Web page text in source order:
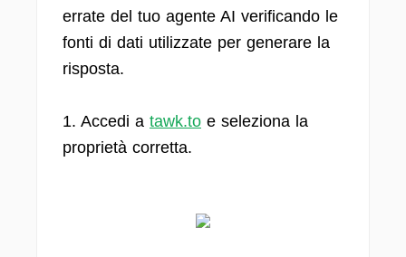
errate del tuo agente AI verificando le
fonti di dati utilizzate per generare la
risposta.
1. Accedi a tawk.to e seleziona la
proprietà corretta.